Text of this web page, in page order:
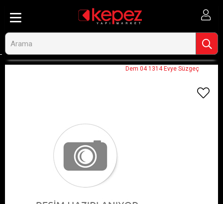
Dem 04 1314 Evye Süzgeç